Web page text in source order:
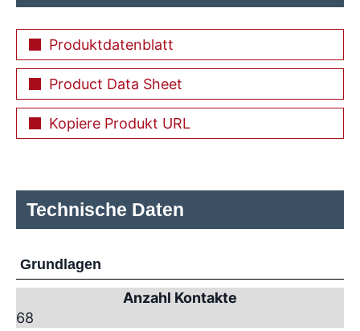
Produktdatenblatt
Product Data Sheet
Kopiere Produkt URL
Technische Daten
Grundlagen
Anzahl Kontakte
68